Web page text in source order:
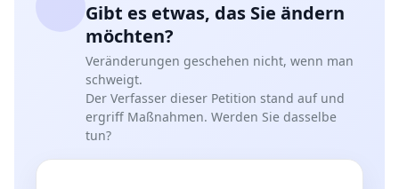
Gibt es etwas, das Sie ändern
möchten?
Veränderungen geschehen nicht, wenn man
schweigt.
Der Verfasser dieser Petition stand auf und
ergriff Maßnahmen. Werden Sie dasselbe
tun?